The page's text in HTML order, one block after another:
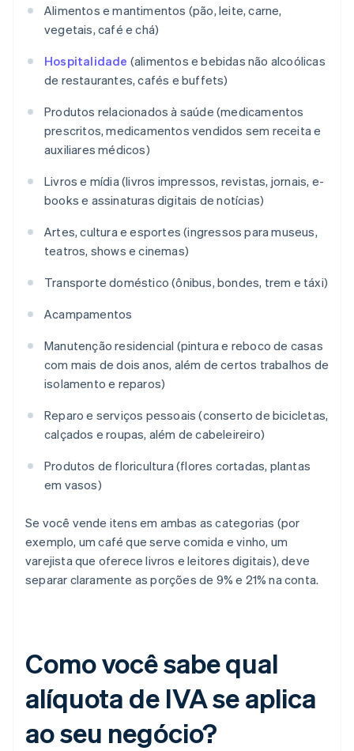
Alimentos e mantimentos (pão, leite, carne,
vegetais, café e chá)
Hospitalidade (alimentos e bebidas não alcoólicas
de restaurantes, cafés e buffets)
Produtos relacionados à saúde (medicamentos
prescritos, medicamentos vendidos sem receita e
auxiliares médicos)
Livros e mídia (livros impressos, revistas, jornais, e-
books e assinaturas digitais de notícias)
Artes, cultura e esportes (ingressos para museus,
teatros, shows e cinemas)
Transporte doméstico (ônibus, bondes, trem e táxi)
Acampamentos
Manutenção residencial (pintura e reboco de casas
com mais de dois anos, além de certos trabalhos de
isolamento e reparos)
Reparo e serviços pessoais (conserto de bicicletas,
calçados e roupas, além de cabeleireiro)
Produtos de floricultura (flores cortadas, plantas
em vasos)
Se você vende itens em ambas as categorias (por
exemplo, um café que serve comida e vinho, um
varejista que oferece livros e leitores digitais), deve
separar claramente as porções de 9% e 21% na conta.
Como você sabe qual
alíquota de IVA se aplica
ao seu negócio?